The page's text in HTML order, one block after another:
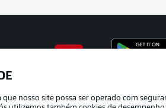
nosso site possa ser operado com